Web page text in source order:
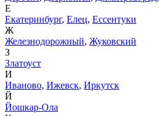
Е
Екатеринбург, Елец, Ессентуки
Ж
Железнодорожный, Жуковский
З
Златоуст
И
Иваново, Ижевск, Иркутск
Й
Йошкар-Ола